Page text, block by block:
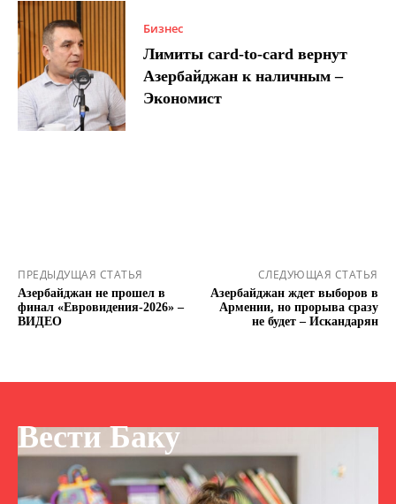
Бизнес
Лимиты card-to-card вернут
Азербайджан к наличным –
Экономист
ПРЕДЫДУЩАЯ СТАТЬЯ
Азербайджан не прошел в
финал «Евровидения-2026» –
ВИДЕО
СЛЕДУЮЩАЯ СТАТЬЯ
Азербайджан ждет выборов в
Армении, но прорыва сразу
не будет – Искандарян
Вести Баку